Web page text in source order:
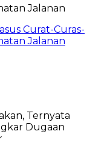
Curat-Curas-
Jalanan